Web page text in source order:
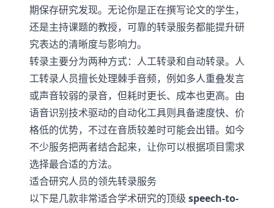
期保存研究发现。无论你是正在撰写论文的学生，
还是主持课题的教授，可靠的转录服务都能提升研
究表达的清晰度与影响力。
转录主要分为两种方式：人工转录和自动转录。人
工转录人员擅长处理棘手音频，例如多人重叠发言
或声音较弱的录音，但耗时更长、成本也更高。由
语音识别技术驱动的自动化工具则具备速度快、价
格低的优势，不过在音质较差时可能会出错。如今
不少服务把两者结合起来，让你可以根据项目需求
选择最合适的方法。
适合研究人员的领先转录服务
以下是几款非常适合学术研究的顶级 speech-to-